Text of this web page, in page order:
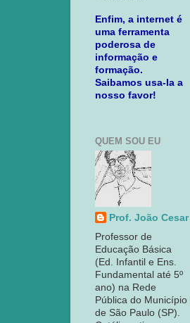
Enfim, a internet é
uma ferramenta
poderosa de
informação e
formação.
Saibamos usa-la a
nosso favor!
QUEM SOU EU
Prof. João Cesar
Professor de
Educação Básica
(Ed. Infantil e Ens.
Fundamental até 5º
ano) na Rede
Pública do Município
de São Paulo (SP).